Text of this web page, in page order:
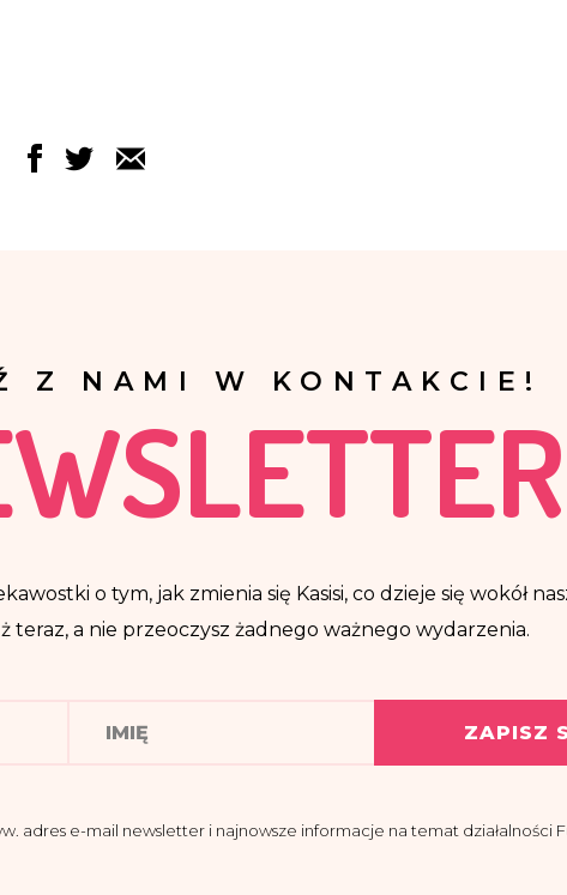
Z NAMI W KONTAKCIE!
o tym, jak zmienia się Kasisi, co dzieje się wokół
teraz, a nie przeoczysz żadnego ważnego wydarzenia.
ZAPISZ
adres e-mail newsletter i najnowsze informacje na temat działalności